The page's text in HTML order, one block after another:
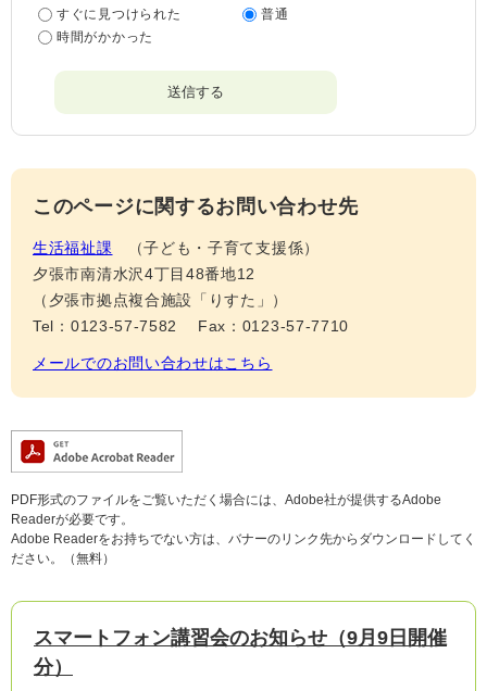
すぐに見つけられた
普通
時間がかかった
このページに関するお問い合わせ先
生活福祉課
子ども・子育て支援係
夕張市南清水沢4丁目48番地12
（夕張市拠点複合施設「りすた」）
Tel：0123-57-7582
Fax：0123-57-7710
メールでのお問い合わせはこちら
PDF形式のファイルをご覧いただく場合には、Adobe社が提供するAdobe
Readerが必要です。
Adobe Readerをお持ちでない方は、バナーのリンク先からダウンロードしてく
ださい。（無料）
スマートフォン講習会のお知らせ（9月9日開催
分）